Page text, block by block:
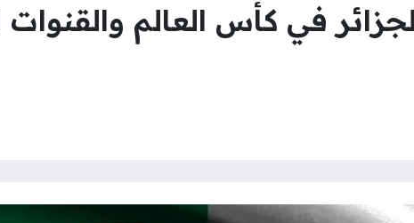
في كأس العالم